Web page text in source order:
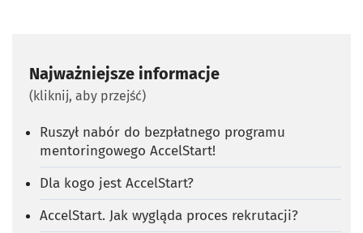
Najważniejsze informacje
(kliknij, aby przejść)
Ruszył nabór do bezpłatnego programu
mentoringowego AccelStart!
Dla kogo jest AccelStart?
AccelStart. Jak wygląda proces rekrutacji?